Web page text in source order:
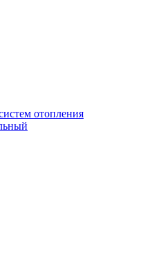
отопления